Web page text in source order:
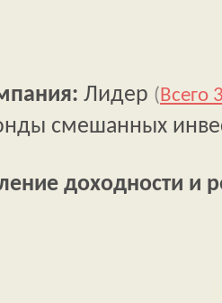
Лидер (Всего
смешанных
доходности и